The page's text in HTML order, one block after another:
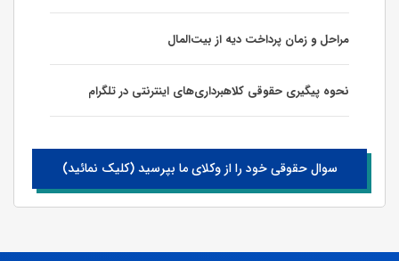
مراحل و زمان پرداخت دیه از بیت‌المال
نحوه پیگیری حقوقی کلاهبرداری‌های اینترنتی در تلگرام
سوال حقوقی خود را از وکلای ما بپرسید (کلیک نمائید)